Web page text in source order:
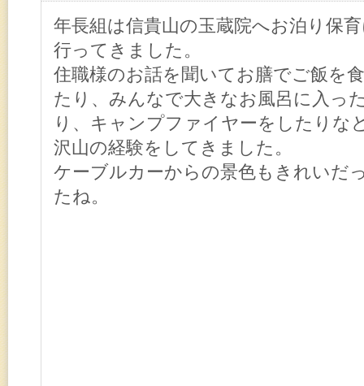
年長組は信貴山の玉蔵院へお泊り保
行ってきました。
住職様のお話を聞いてお膳でご飯を
たり、みんなで大きなお風呂に入っ
り、キャンプファイヤーをしたりな
沢山の経験をしてきました。
ケーブルカーからの景色もきれいだ
たね。